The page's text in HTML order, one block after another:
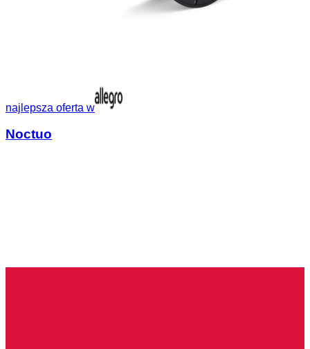
najlepsza oferta w
Noctuo